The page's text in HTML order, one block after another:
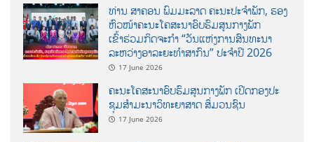
ທ່ານ ສາຄອນ ພົມມະລາດ ຄະນະປະຈໍາພັກ, ຮອງ
ຫົວໜ້າຄະນະໂຄສະນາອົບຮົມສູນກາງພັກ
ເຂົ້າຮ່ວມກິດຈະກຳ “ວັນແຫ່ງການສົນທະນາ
ລະຫວ່າງອາລະຍະທຳສາກົນ” ປະຈຳປີ 2026
17 June 2026
ຄະນະໂຄສະນາອົບຮົມສູນກາງພັກ ເປີດກອງປະ
ຊຸມສຳມະນາວິທະຍາສາດ ສຶ່ມວນຊົນ
17 June 2026